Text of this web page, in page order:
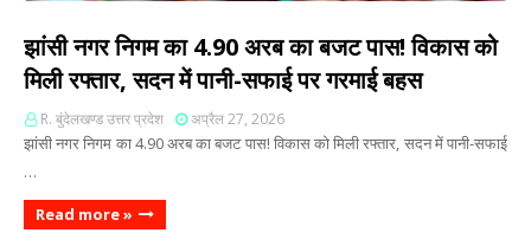
झांसी नगर निगम का 4.90 अरब का बजट पास! विकास को
मिली रफ्तार, सदन में पानी-सफाई पर गरमाई बहस
R. बुंदेलखण्ड उत्तर प्रदेश अप्रैल 27, 2026
झांसी नगर निगम का 4.90 अरब का बजट पास! विकास को मिली रफ्तार, सदन में पानी-सफाई
…
Read more »